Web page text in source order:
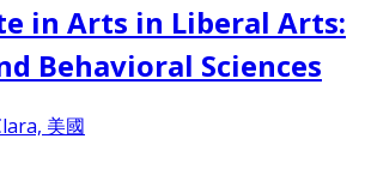
in Arts in Liberal Arts:
Behavioral Sciences
美國